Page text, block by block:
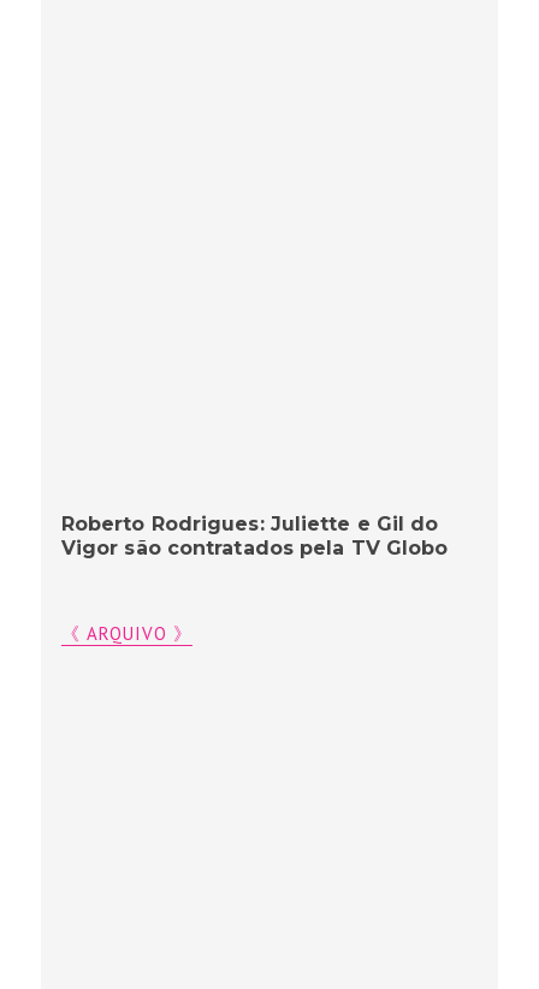
Roberto Rodrigues: Juliette e Gil do
Vigor são contratados pela TV Globo
《 ARQUIVO 》